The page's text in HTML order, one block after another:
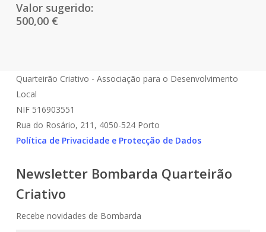
Valor sugerido:
500,00 €
Quarteirão Criativo - Associação para o Desenvolvimento
Local
NIF 516903551
Rua do Rosário, 211, 4050-524 Porto
Política de Privacidade e Protecção de Dados
Newsletter Bombarda Quarteirão
Criativo
Recebe novidades de Bombarda